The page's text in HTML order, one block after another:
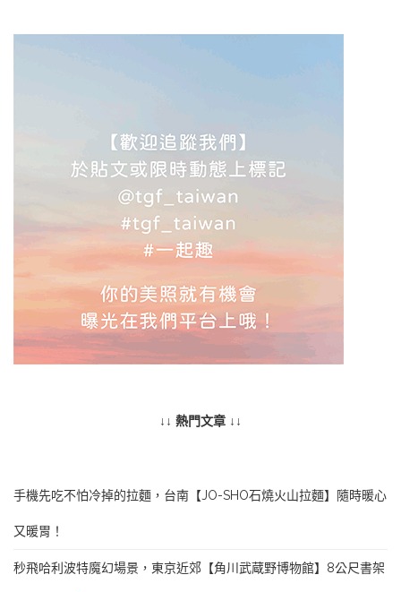
↓↓ 熱門文章 ↓↓
手機先吃不怕冷掉的拉麵，台南【JO-SHO石燒火山拉麵】隨時暖心
又暖胃！
秒飛哈利波特魔幻場景，東京近郊【角川武蔵野博物館】8公尺書架